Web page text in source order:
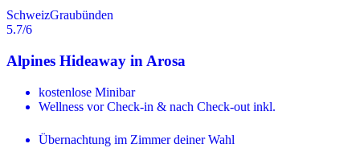
SchweizGraubünden
5.7/6
Alpines Hideaway in Arosa
kostenlose Minibar
Wellness vor Check-in & nach Check-out inkl.
Übernachtung im Zimmer deiner Wahl